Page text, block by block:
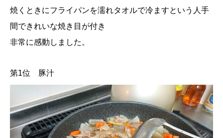
焼くときにフライパンを濡れタオルで冷ますという人手
間できれいな焼き目が付き
非常に感動しました。
第1位 豚汁